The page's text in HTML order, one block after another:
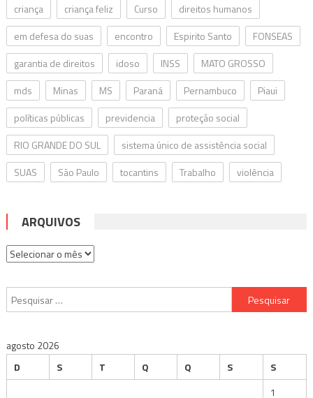
criança
criança feliz Curso
direitos humanos
em defesa do suas
encontro Espirito Santo
FONSEAS
garantia de direitos
idoso INSS
MATO GROSSO
mds
Minas MS Paraná Pernambuco
Piaui
políticas públicas
previdencia
proteção social
RIO GRANDE DO SUL
sistema único de assistência social
SUAS
São Paulo tocantins Trabalho violência
ARQUIVOS
Arquivos
Pesquisar
por:
agosto 2026
D
S T Q Q S
S
1